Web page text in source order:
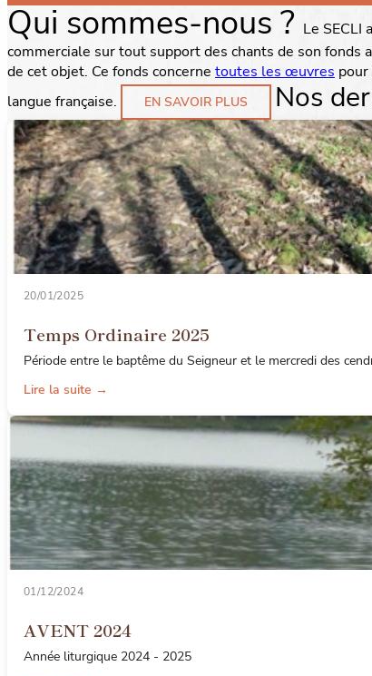
Qui sommes-nous ? Le SECLI
commerciale sur tout support des chants de son
de cet objet. Ce fonds concerne toutes les œuvres
langue française.
EN SAVOIR PLUS Nos
20/01/2025
Temps Ordinaire 2025
Période entre le baptême du Seigneur et le mercredi des
Lire la suite →
01/12/2024
AVENT 2024
Année liturgique 2024 - 2025